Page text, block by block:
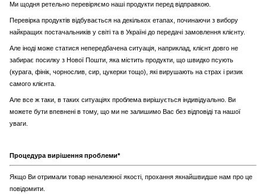
Ми щодня ретельно перевіряємо наші продукти перед відправкою.
Перевірка продуктів відбувається на декількох етапах, починаючи з вибору
найкращих постачальників у світі та в Україні до передачі замовлення клієнту.
Але іноді може статися непередбачена ситуація, наприклад, клієнт довго не
забирає посилку з Нової Пошти, яка містить продукти, що швидко псують
(курага, фінік, чорнослив, сир, цукерки тощо), які вирушають на страх і ризик
самого клієнта.
Але все ж таки, в таких ситуаціях проблема вирішується індивідуально. Ви
можете бути впевнені в тому, що ми не залишимо Вас без відповіді та нашої
уваги.
Процедура вирішення проблеми*
Якщо Ви отримали товар неналежної якості, прохання якнайшвидше нам про це
повідомити.